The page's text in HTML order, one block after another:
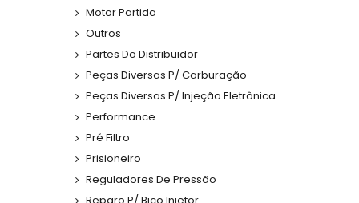
Motor Partida
Outros
Partes Do Distribuidor
Peças Diversas P/ Carburação
Peças Diversas P/ Injeção Eletrônica
Performance
Pré Filtro
Prisioneiro
Reguladores De Pressão
Reparo P/ Bico Injetor